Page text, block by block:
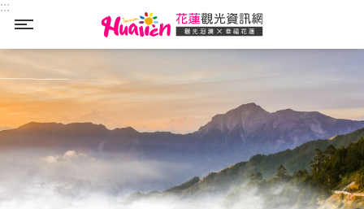
跳到主要內容區塊
:::